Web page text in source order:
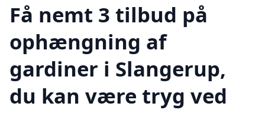
Få nemt 3 tilbud på
ophængning af
gardiner i Slangerup,
du kan være tryg ved